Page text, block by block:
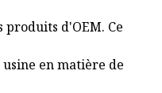
produits d'OEM. Ce
en matière de